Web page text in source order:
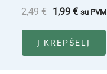
2,49€ 1,99 € su PVM
Į KREPŠELĮ